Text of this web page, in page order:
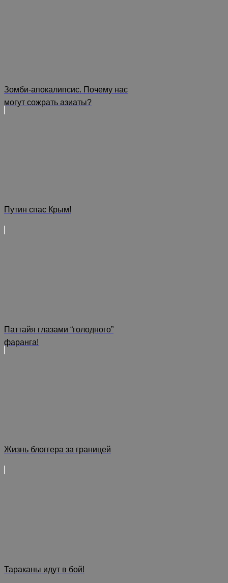
Зомби-апокалипсис. Почему нас
могут сожрать азиаты?
Путин спас Крым!
Паттайя глазами “голодного”
фаранга!
Жизнь блоггера за границей
Тараканы идут в бой!